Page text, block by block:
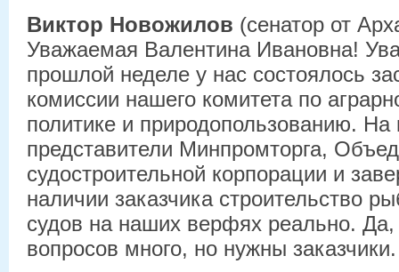
Виктор Новожилов (сенатор от
Уважаемая Валентина Ивановна!
прошлой неделе у нас состоялось
комиссии нашего комитета по
политике и природопользованию.
представители Минпромторга,
судостроительной корпорации и
наличии заказчика строительство
судов на наших верфях реально.
вопросов много, но нужны